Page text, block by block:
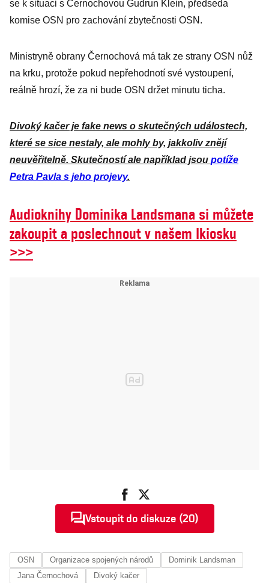
kroky
se k situaci s Černochovou Gudrun Klein, předseda
komise OSN pro zachování zbytečnosti OSN.
Ministryně obrany Černochová má tak ze strany OSN nůž
na krku, protože pokud nepřehodnotí své vystoupení,
reálně hrozí, že za ni bude OSN držet minutu ticha.
Divoký kačer je fake news o skutečných událostech,
které se sice nestaly, ale mohly by, jakkoliv znějí
neuvěřitelně. Skutečností ale například jsou potíže
Petra Pavla s jeho projevy.
Audioknihy Dominika Landsmana si můžete
zakoupit a poslechnout v našem Ikiosku
>>>
Vstoupit do diskuze (20)
OSN Organizace spojených národů
Dominik Landsman
Jana Černochová
Divoký kačer